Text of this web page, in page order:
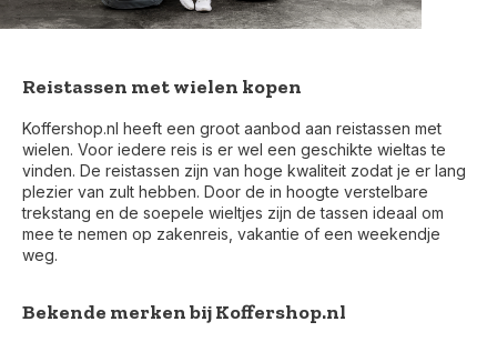
Reistassen met wielen kopen
Koffershop.nl heeft een groot aanbod aan reistassen met
wielen. Voor iedere reis is er wel een geschikte wieltas te
vinden. De reistassen zijn van hoge kwaliteit zodat je er lang
plezier van zult hebben. Door de in hoogte verstelbare
trekstang en de soepele wieltjes zijn de tassen ideaal om
mee te nemen op zakenreis, vakantie of een weekendje
weg.
Bekende merken bij Koffershop.nl